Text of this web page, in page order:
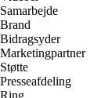
Samarbejde
Brand
Bidragsyder
Marketingpartner
Støtte
Presseafdeling
Ring